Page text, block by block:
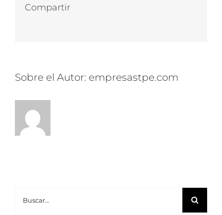
en
Compartir
Sobre el Autor: empresastpe.com